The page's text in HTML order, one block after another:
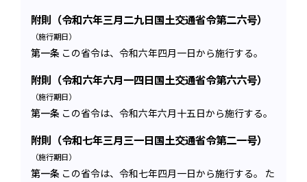
附則（令和六年三月二九日国土交通省令第二六号）
（施行期日）
第一条 この省令は、令和六年四月一日から施行する。
附則（令和六年六月一四日国土交通省令第六六号）
（施行期日）
第一条 この省令は、令和六年六月十五日から施行する。
附則（令和七年三月三一日国土交通省令第二一号）
（施行期日）
第一条 この省令は、令和七年四月一日から施行する。 た